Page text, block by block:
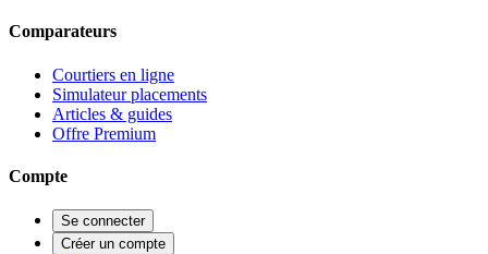
Comparateurs
Courtiers en ligne
Simulateur placements
Articles & guides
Offre Premium
Compte
Se connecter
Créer un compte